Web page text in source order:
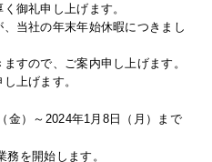
御礼申し上げます。
当社の年末年始休暇につきまし
すので、ご案内申し上げます。
上げます。
金）～2024年1月8日（月） まで
を開始します。